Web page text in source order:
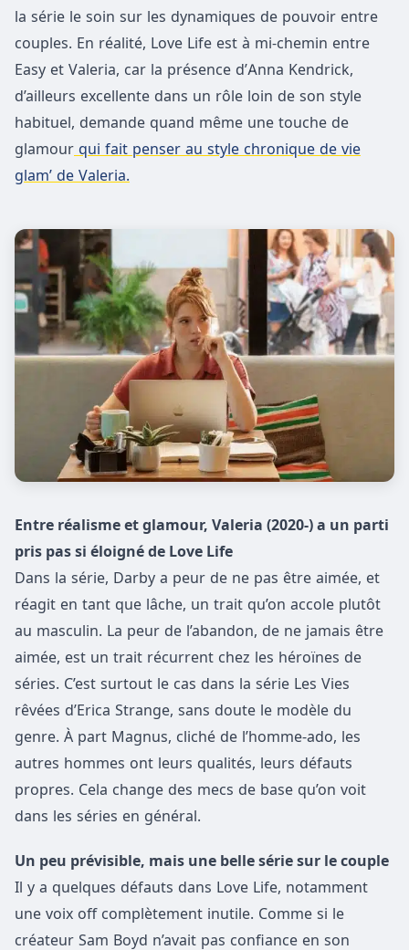
la série le soin sur les dynamiques de pouvoir entre
couples. En réalité, Love Life est à mi-chemin entre
Easy et Valeria, car la présence d’Anna Kendrick,
d’ailleurs excellente dans un rôle loin de son style
habituel, demande quand même une touche de
glamour qui fait penser au style chronique de vie
glam’ de Valeria.
Entre réalisme et glamour, Valeria (2020-) a un parti
pris pas si éloigné de Love Life
Dans la série, Darby a peur de ne pas être aimée, et
réagit en tant que lâche, un trait qu’on accole plutôt
au masculin. La peur de l’abandon, de ne jamais être
aimée, est un trait récurrent chez les héroïnes de
séries. C’est surtout le cas dans la série Les Vies
rêvées d’Erica Strange, sans doute le modèle du
genre. À part Magnus, cliché de l’homme-ado, les
autres hommes ont leurs qualités, leurs défauts
propres. Cela change des mecs de base qu’on voit
dans les séries en général.
Un peu prévisible, mais une belle série sur le couple
Il y a quelques défauts dans Love Life, notamment
une voix off complètement inutile. Comme si le
créateur Sam Boyd n’avait pas confiance en son